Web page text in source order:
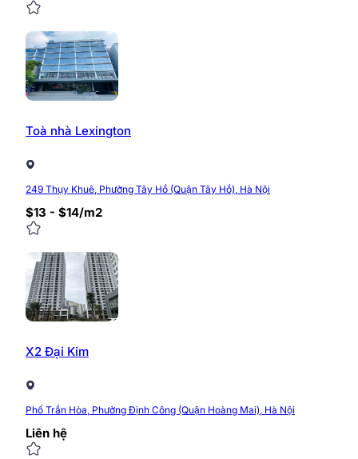
Toà nhà Lexington
249 Thụy Khuê, Phường Tây Hồ (Quận Tây Hồ), Hà Nội
$13 - $14/m2
X2 Đại Kim
Phố Trần Hòa, Phường Định Công (Quận Hoàng Mai), Hà Nội
Liên hệ